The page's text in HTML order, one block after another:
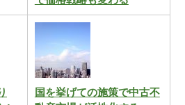
国を挙げての施策で中古不